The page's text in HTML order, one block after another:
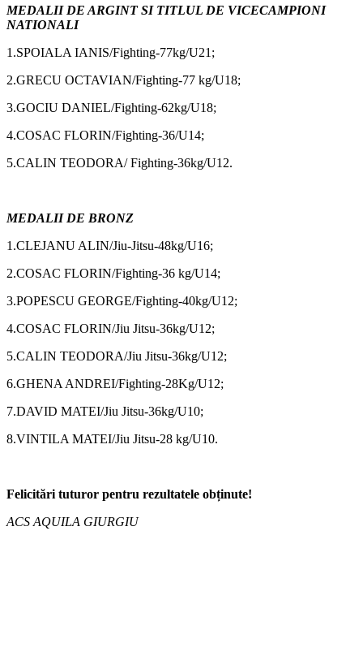
MEDALII DE ARGINT SI TITLUL DE VICECAMPIONI
NATIONALI
1.SPOIALA IANIS/Fighting-77kg/U21;
2.GRECU OCTAVIAN/Fighting-77 kg/U18;
3.GOCIU DANIEL/Fighting-62kg/U18;
4.COSAC FLORIN/Fighting-36/U14;
5.CALIN TEODORA/ Fighting-36kg/U12.
MEDALII DE BRONZ
1.CLEJANU ALIN/Jiu-Jitsu-48kg/U16;
2.COSAC FLORIN/Fighting-36 kg/U14;
3.POPESCU GEORGE/Fighting-40kg/U12;
4.COSAC FLORIN/Jiu Jitsu-36kg/U12;
5.CALIN TEODORA/Jiu Jitsu-36kg/U12;
6.GHENA ANDREI/Fighting-28Kg/U12;
7.DAVID MATEI/Jiu Jitsu-36kg/U10;
8.VINTILA MATEI/Jiu Jitsu-28 kg/U10.
Felicitări tuturor pentru rezultatele obținute!
ACS AQUILA GIURGIU